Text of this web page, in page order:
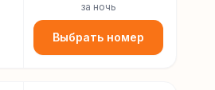
за ночь
Выбрать номер